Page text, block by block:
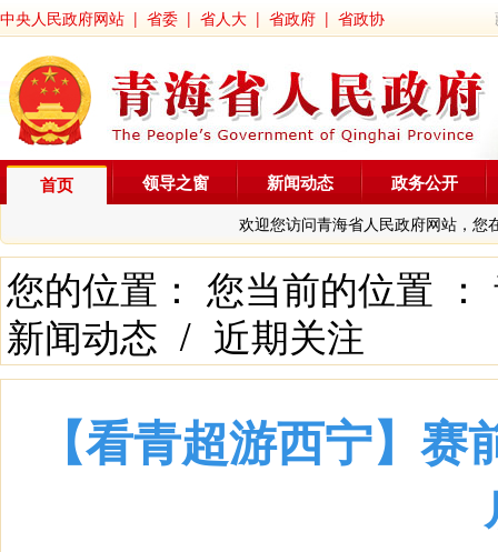
中央人民政府网站 | 省委 | 省人大 | 省政府 | 省政协
首页
欢迎您访问青海省人民政府网站，您
领导之窗 新闻动态 政务公开
您的位置： 您当前的位置 ：
新闻动态 / 近期关注
【看青超游西宁】